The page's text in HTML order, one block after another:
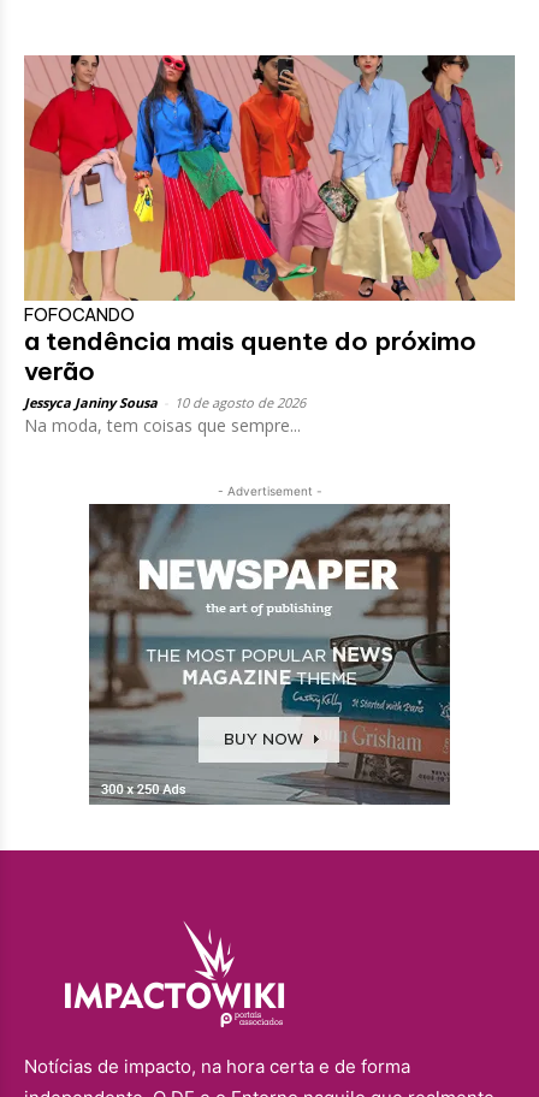
FOFOCANDO
a tendência mais quente do próximo
verão
Jessyca Janiny Sousa 10 de agosto de 2026
Na moda, tem coisas que sempre...
- Advertisement -
Notícias de impacto, na hora certa e de forma